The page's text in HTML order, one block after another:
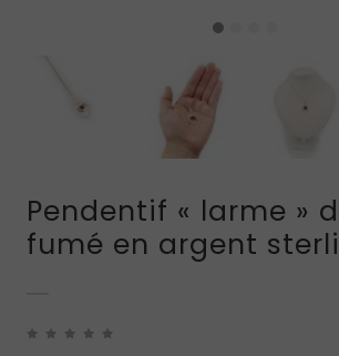
Pendentif « larme »
fumé en argent